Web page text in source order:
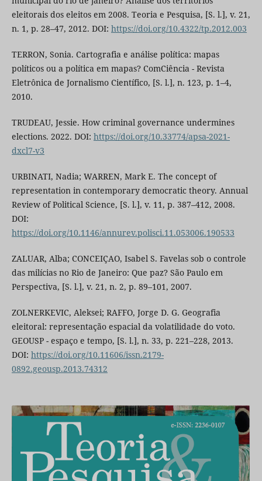
eleitorais dos eleitos em 2008. Teoria e Pesquisa, [S. l.], v. 21,
n. 1, p. 28–47, 2012. DOI: https://doi.org/10.4322/tp.2012.003
TERRON, Sonia. Cartografia e análise política: mapas
políticos ou a política em mapas? ComCiência - Revista
Eletrônica de Jornalismo Científico, [S. l.], n. 123, p. 1–4,
2010.
TRUDEAU, Jessie. How criminal governance undermines
elections. 2022. DOI: https://doi.org/10.33774/apsa-2021-
dxcl7-v3
URBINATI, Nadia; WARREN, Mark E. The concept of
representation in contemporary democratic theory. Annual
Review of Political Science, [S. l.], v. 11, p. 387–412, 2008.
DOI:
https://doi.org/10.1146/annurev.polisci.11.053006.190533
ZALUAR, Alba; CONCEIÇAO, Isabel S. Favelas sob o controle
das milícias no Rio de Janeiro: Que paz? São Paulo em
Perspectiva, [S. l.], v. 21, n. 2, p. 89–101, 2007.
ZOLNERKEVIC, Aleksei; RAFFO, Jorge D. G. Geografia
eleitoral: representação espacial da volatilidade do voto.
GEOUSP - espaço e tempo, [S. l.], n. 33, p. 221–228, 2013.
DOI: https://doi.org/10.11606/issn.2179-
0892.geousp.2013.74312